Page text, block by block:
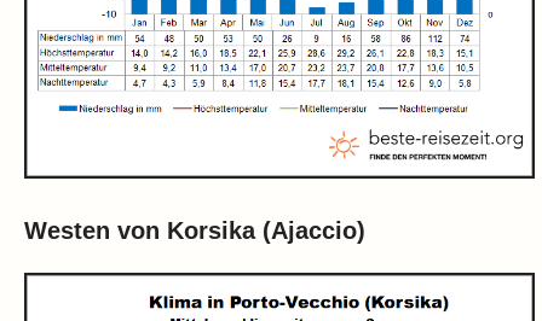
Westen von Korsika (Ajaccio)